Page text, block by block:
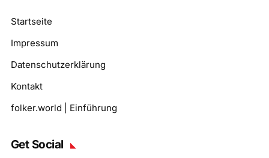
Startseite
Impressum
Datenschutzerklärung
Kontakt
folker.world | Einführung
Get Social